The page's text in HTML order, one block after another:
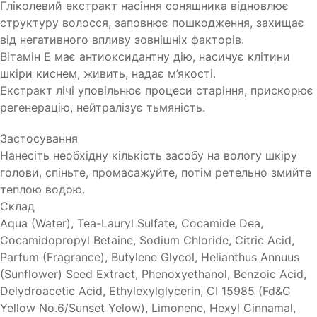
Гліколевий екстракт насіння соняшника відновлює
структуру волосся, заповнює пошкодження, захищає
від негативного впливу зовнішніх факторів.
Вітамін Е має антиоксидантну дію, насичує клітини
шкіри киснем, живить, надає м’якості.
Екстракт лічі уповільнює процеси старіння, прискорює
регенерацію, нейтралізує тьмяність.
Застосування
Нанесіть необхідну кількість засобу на вологу шкіру
голови, спіньте, промасажуйте, потім ретельно змийте
теплою водою.
Склад
Aqua (Water), Tea-Lauryl Sulfate, Cocamide Dea,
Cocamidopropyl Betaine, Sodium Chloride, Citric Acid,
Parfum (Fragrance), Butylene Glycol, Helianthus Annuus
(Sunflower) Seed Extract, Phenoxyethanol, Benzoic Acid,
Delydroacetic Acid, Ethylexylglycerin, CI 15985 (Fd&C
Yellow No.6/Sunset Yelow), Limonene, Hexyl Cinnamal,